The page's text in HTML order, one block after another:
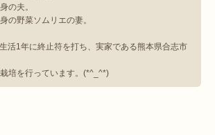
の夫。
の野菜ソムリエの妻。
活1年に終止符を打ち、実家である熊本県合志市
培を行っています。(*^_^*)